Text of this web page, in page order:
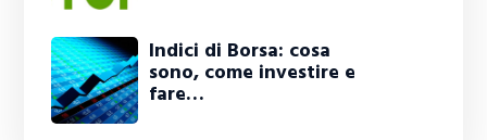
Indici di Borsa: cosa
sono, come investire e
fare…